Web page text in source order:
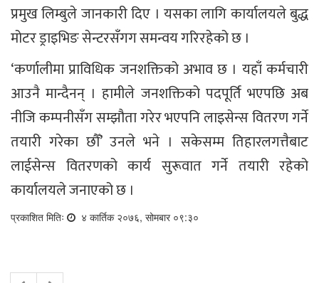
प्रमुख लिम्बुले जानकारी दिए । यसका लागि कार्यालयले बुद्ध
मोटर ड्राइभिङ सेन्टरसँगग समन्वय गरिरहेको छ ।
‘कर्णालीमा प्राविधिक जनशक्तिको अभाव छ । यहाँ कर्मचारी
आउनै मान्दैनन् । हामीले जनशक्तिको पदपूर्ति भएपछि अब
नीजि कम्पनीसँग सम्झौता गरेर भएपनि लाइसेन्स वितरण गर्ने
तयारी गरेका छौँ’ उनले भने । सकेसम्म तिहारलगत्तैबाट
लाईसेन्स वितरणको कार्य सुरूवात गर्ने तयारी रहेको
कार्यालयले जनाएको छ ।
प्रकाशित मितिः ४ कार्तिक २०७६, सोमबार ०९:३०